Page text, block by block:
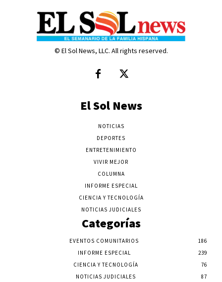
© El Sol News, LLC. All rights reserved.
El Sol News
NOTICIAS
DEPORTES
ENTRETENIMIENTO
VIVIR MEJOR
COLUMNA
INFORME ESPECIAL
CIENCIA Y TECNOLOGÍA
NOTICIAS JUDICIALES
Categorías
EVENTOS COMUNITARIOS
186
INFORME ESPECIAL
239
CIENCIA Y TECNOLOGÍA
76
NOTICIAS JUDICIALES
87